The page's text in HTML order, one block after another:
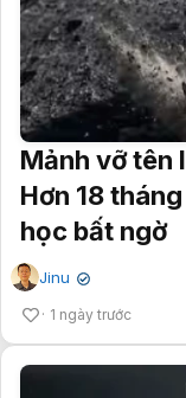
Mảnh vỡ tên
Hơn 18
học bất ngờ
Jinu ✔
1 ngày trước